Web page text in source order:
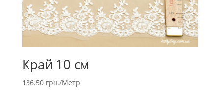
Край 10 см
136.50 грн./Метр